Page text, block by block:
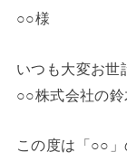
○○様
いつも大変お世
○○株式会社の鈴
この度は「○○